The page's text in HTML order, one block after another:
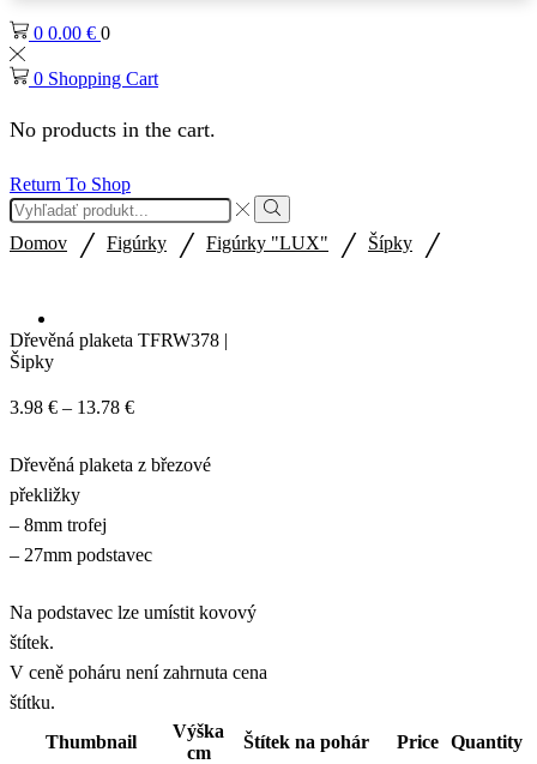
0 0.00 € 0
0 Shopping Cart
No products in the cart.
Return To Shop
Search
input
Search
Domov / Figúrky / Figúrky "LUX" / Šípky /
Dřevěná plaketa TFRW378 |
Šipky
3.98 € – 13.78 €Price
3.98 €
Dřevěná plaketa z březové
překližky
– 8mm trofej
– 27mm podstavec
Na podstavec lze umístit kovový
štítek.
V ceně poháru není zahrnuta cena
štítku.
Thumbnail
Výška
cm
Štítek na pohár Price Quantity